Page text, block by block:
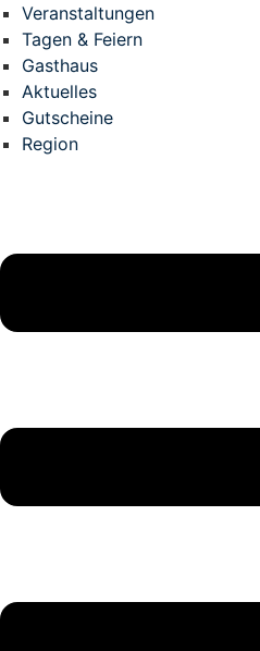
Veranstaltungen
Tagen & Feiern
Gasthaus
Aktuelles
Gutscheine
Region